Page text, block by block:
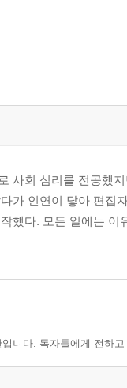
사회 심리를 전공했
가 인연이 닿아 편집
했다. 모든 일에는
니다. 독자들에게 전하